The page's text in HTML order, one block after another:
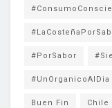
#PorSabor
#UnOrganicoAlDia
Buen Fin Chile